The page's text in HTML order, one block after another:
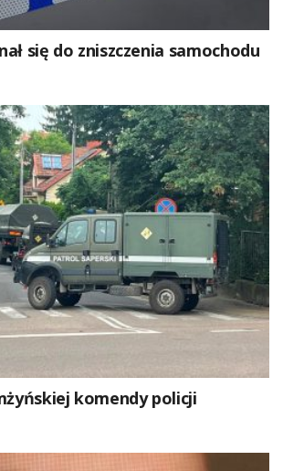
się do zniszczenia samochodu
komendy policji